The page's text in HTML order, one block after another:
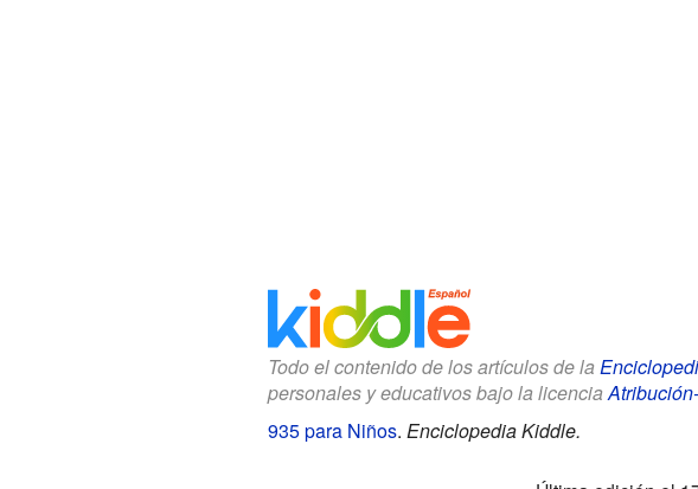
Todo el contenido de los artículos de la
personales y educativos bajo la licencia
935 para Niños. Enciclopedia Kiddle.